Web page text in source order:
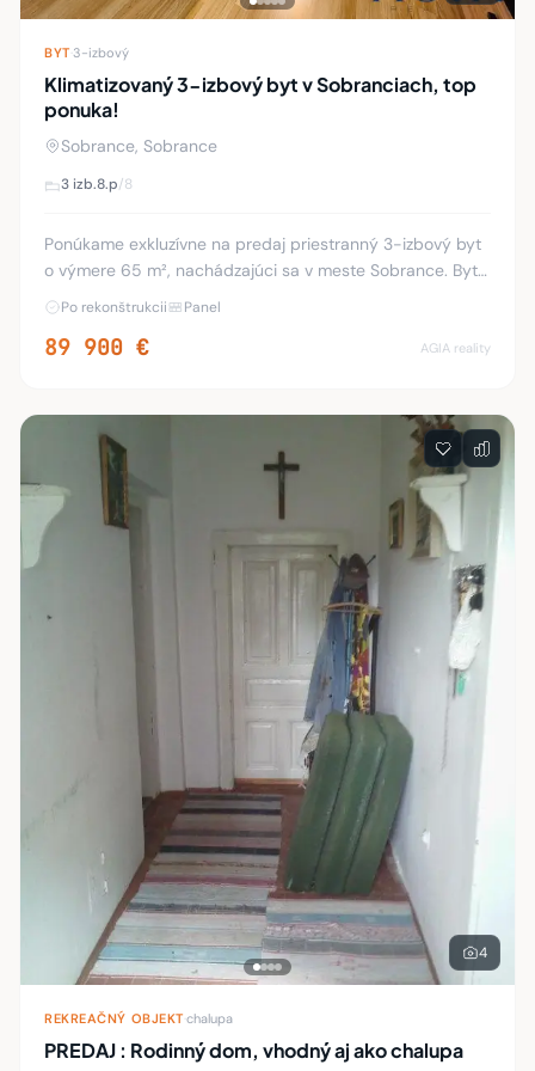
BYT·3-izbový
Klimatizovaný 3-izbový byt v Sobranciach, top
ponuka!
Sobrance, Sobrance
3 izb.8.p/8
Ponúkame exkluzívne na predaj priestranný 3-izbový byt
o výmere 65 m², nachádzajúci sa v meste Sobrance. Byt
disponuje zaskleným balkónom, ktorý poskytuje príjemný
Po rekonštrukcii Panel
89 900 € AGIA reality
4
REKREAČNÝ OBJEKT·chalupa
PREDAJ : Rodinný dom, vhodný aj ako chalupa